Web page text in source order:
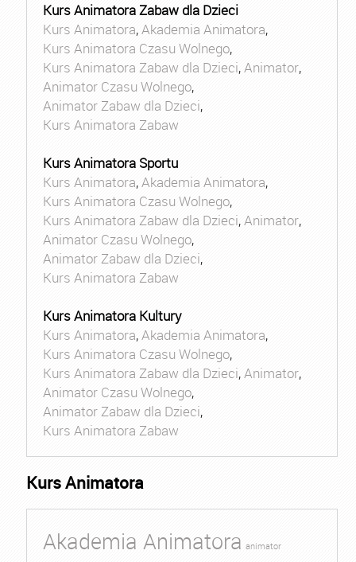
Kurs Animatora Zabaw dla Dzieci
Kurs Animatora,Akademia Animatora,
Kurs Animatora Czasu Wolnego,
Kurs Animatora Zabaw dla Dzieci,Animator,
Animator Czasu Wolnego,
Animator Zabaw dla Dzieci,
Kurs Animatora Zabaw
Kurs Animatora Sportu
Kurs Animatora,Akademia Animatora,
Kurs Animatora Czasu Wolnego,
Kurs Animatora Zabaw dla Dzieci,Animator,
Animator Czasu Wolnego,
Animator Zabaw dla Dzieci,
Kurs Animatora Zabaw
Kurs Animatora Kultury
Kurs Animatora,Akademia Animatora,
Kurs Animatora Czasu Wolnego,
Kurs Animatora Zabaw dla Dzieci,Animator,
Animator Czasu Wolnego,
Animator Zabaw dla Dzieci,
Kurs Animatora Zabaw
Kurs Animatora
Akademia Animatora animator